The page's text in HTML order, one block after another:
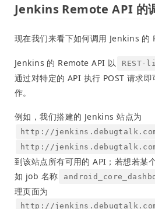
Jenkins Remote API 的
现在我们来看下如何调用 Jenkins 的
Jenkins 的 Remote API 以 REST-
通过对特定的 API 执行 POST 请求
作。
例如，我们搭建的 Jenkins 站点为
http://
http://
到该站点所有可用的 API；若想若某
如 job 名称
理页面为
http://